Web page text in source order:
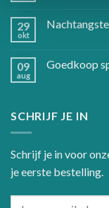
29
okt
09
aug
Goedkoop
SCHRIJF JE IN
Schrijf je in voor
je eerste bestelling.